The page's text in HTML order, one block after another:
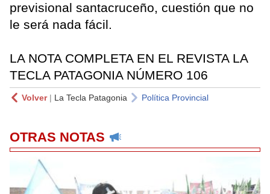
previsional santacruceño, cuestión que no
le será nada fácil.
LA NOTA COMPLETA EN EL REVISTA LA
TECLA PATAGONIA NÚMERO 106
Volver| La Tecla Patagonia Política Provincial
OTRAS NOTAS